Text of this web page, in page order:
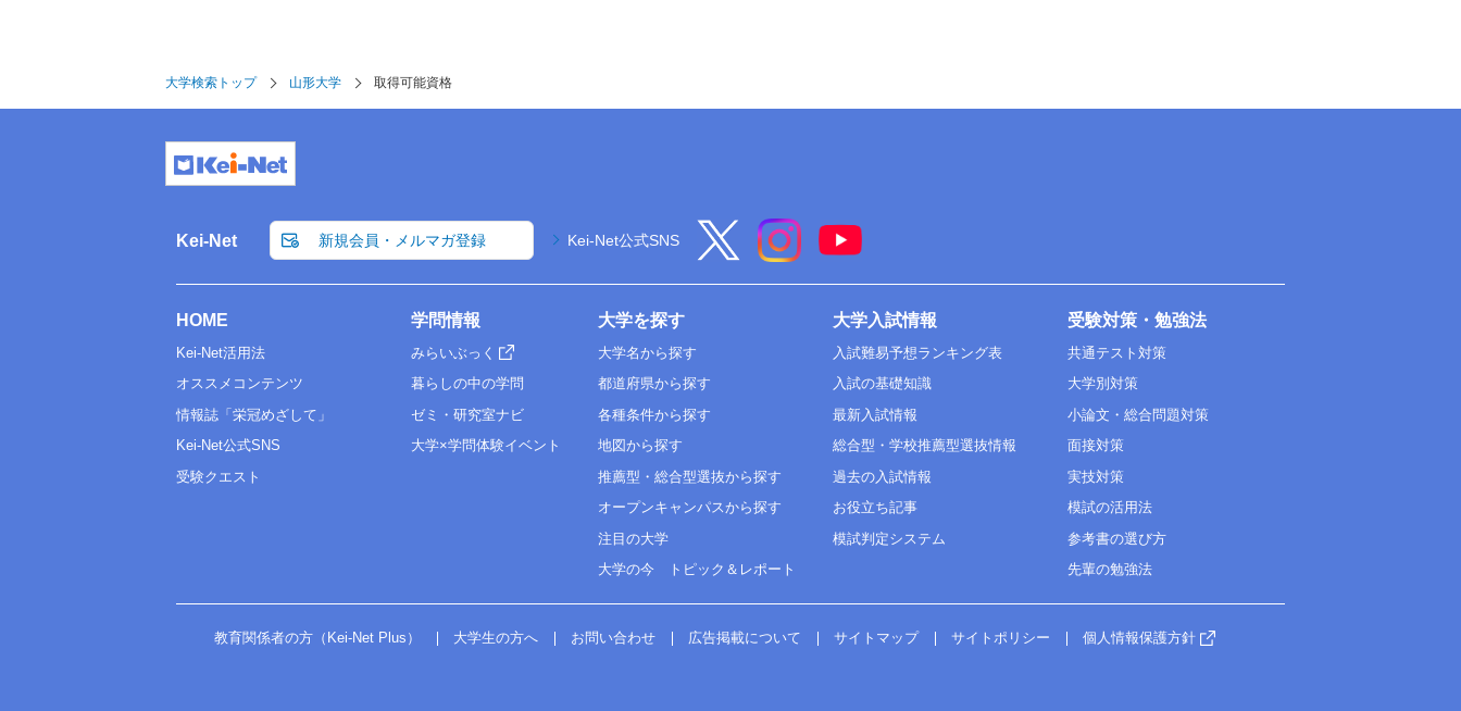
大学検索トップ 山形大学 取得可能資格
Kei-Net 新規会員・メルマガ登録 Kei-Net公式SNS
HOME
Kei-Net活用法
オススメコンテンツ
情報誌「栄冠めざして」
Kei-Net公式SNS
受験クエスト
学問情報
みらいぶっく
暮らしの中の学問
ゼミ・研究室ナビ
大学×学問体験イベント
大学を探す
大学名から探す
都道府県から探す
各種条件から探す
地図から探す
推薦型・総合型選抜から探す
オープンキャンパスから探す
注目の大学
大学の今 トピック＆レポート
大学入試情報
入試難易予想ランキング表
入試の基礎知識
最新入試情報
総合型・学校推薦型選抜情報
過去の入試情報
お役立ち記事
模試判定システム
受験対策・勉強法
共通テスト対策
大学別対策
小論文・総合問題対策
面接対策
実技対策
模試の活用法
参考書の選び方
先輩の勉強法
教育関係者の方（Kei-Net Plus） 大学生の方へ お問い合わせ 広告掲載について サイトマップ サイトポリシー 個人情報保護方針